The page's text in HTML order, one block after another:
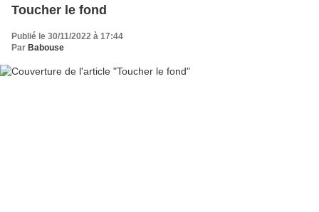
Toucher le fond
Publié le 30/11/2022 à 17:44
Par Babouse